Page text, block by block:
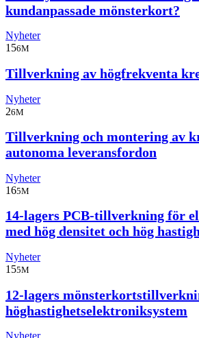
kundanpassade mönsterkort?
Nyheter
156M
Tillverkning av högfrekventa
Nyheter
26M
Tillverkning och montering av
autonoma leveransfordon
Nyheter
165M
14-lagers PCB-tillverkning för
med hög densitet och hög
Nyheter
155M
12-lagers
höghastighetselektroniksystem